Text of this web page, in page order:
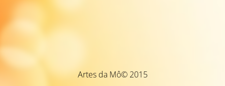
Artes da Mô© 2015